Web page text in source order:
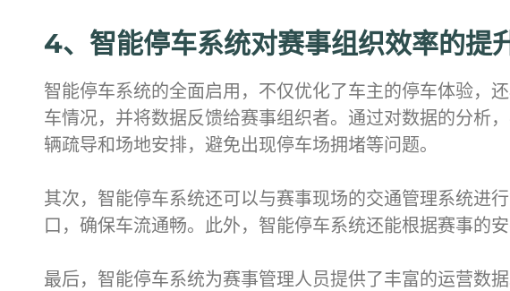
4、智能停车系统对赛事组织效率的提
智能停车系统的全面启用，不仅优化了车主的停车体验，
车情况，并将数据反馈给赛事组织者。通过对数据的分析
辆疏导和场地安排，避免出现停车场拥堵等问题。
其次，智能停车系统还可以与赛事现场的交通管理系统进
口，确保车流通畅。此外，智能停车系统还能根据赛事的
最后，智能停车系统为赛事管理人员提供了丰富的运营数